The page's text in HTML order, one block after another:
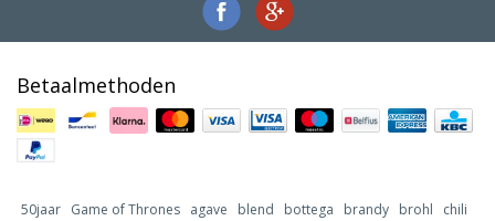
Betaalmethoden
50jaar Game of Thrones agave blend bottega brandy brohl
chili